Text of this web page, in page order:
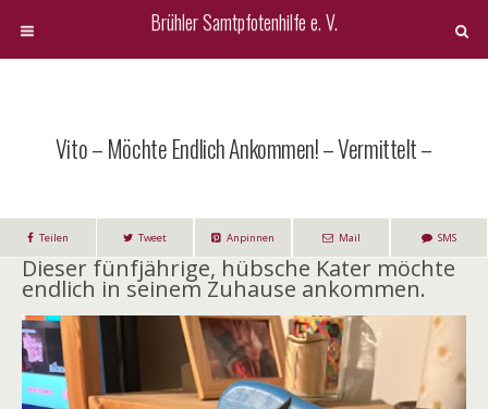
Brühler Samtpfotenhilfe e. V.
Vito – Möchte Endlich Ankommen! – Vermittelt –
Teilen Tweet Anpinnen Mail SMS
Dieser fünfjährige, hübsche Kater möchte
endlich in seinem Zuhause ankommen.